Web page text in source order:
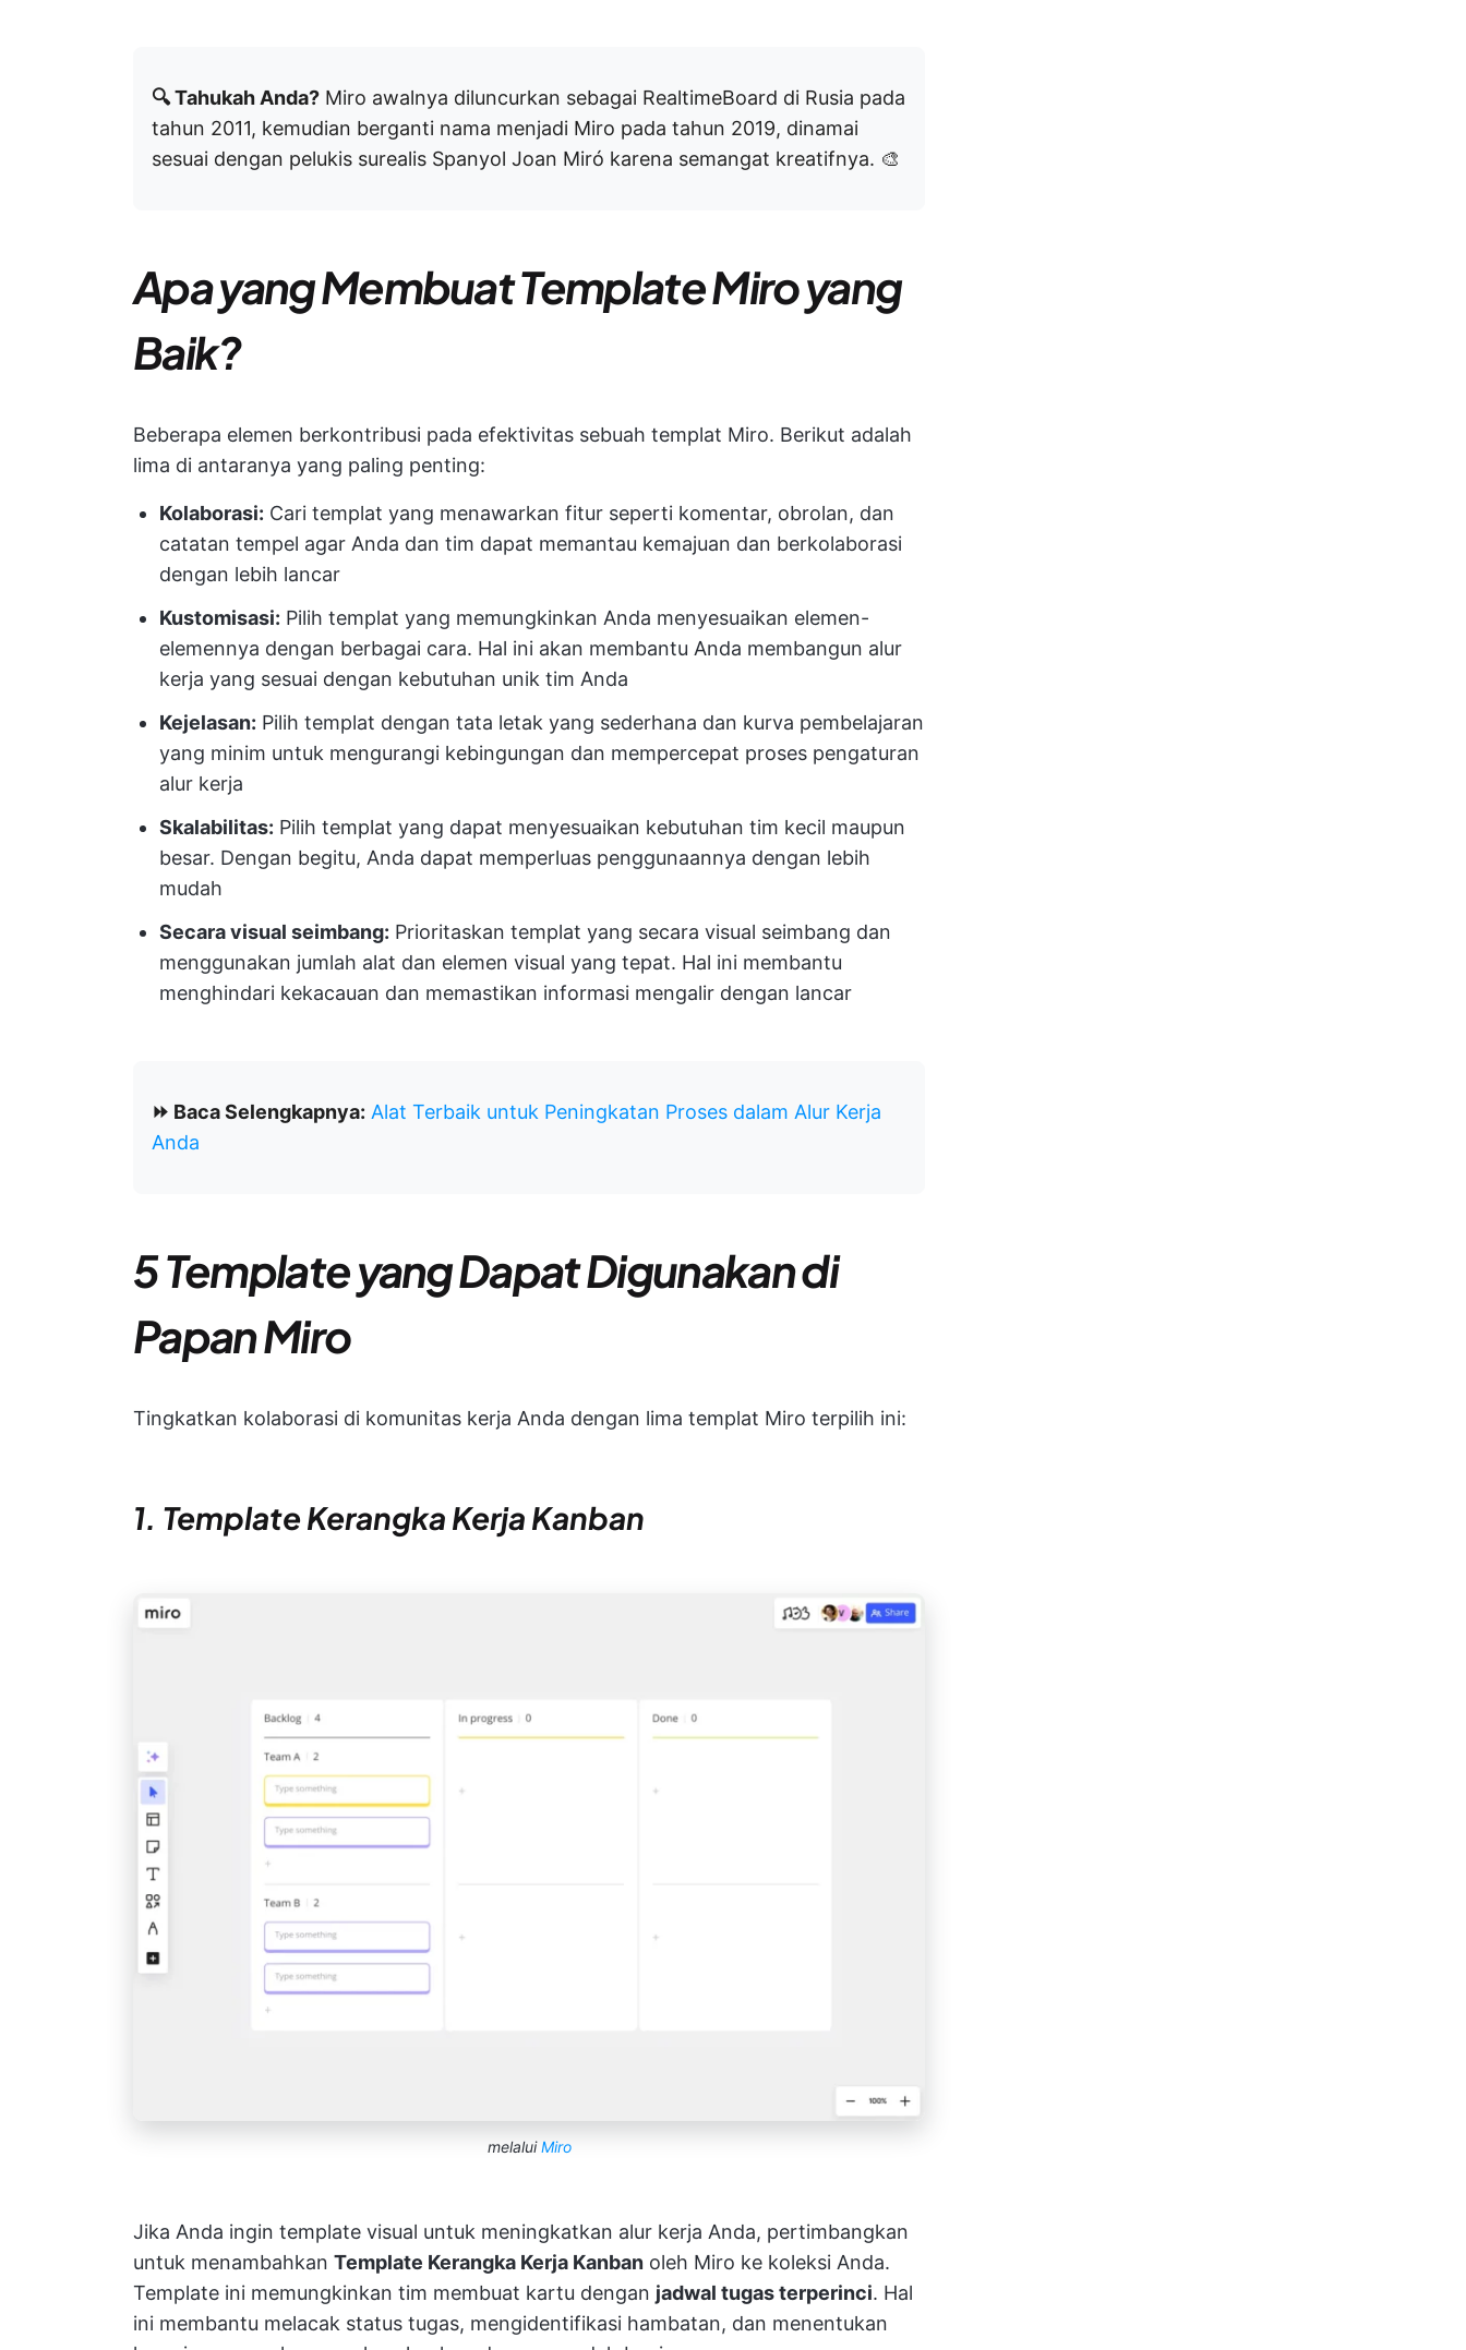
🔍 Tahukah Anda? Miro awalnya diluncurkan sebagai RealtimeBoard di Rusia pada
tahun 2011, kemudian berganti nama menjadi Miro pada tahun 2019, dinamai
sesuai dengan pelukis surealis Spanyol Joan Miró karena semangat kreatifnya. 🎨
Apa yang Membuat Template Miro yang
Baik?
Beberapa elemen berkontribusi pada efektivitas sebuah templat Miro. Berikut adalah
lima di antaranya yang paling penting:
Kolaborasi: Cari templat yang menawarkan fitur seperti komentar, obrolan, dan
catatan tempel agar Anda dan tim dapat memantau kemajuan dan berkolaborasi
dengan lebih lancar
Kustomisasi: Pilih templat yang memungkinkan Anda menyesuaikan elemen-
elemennya dengan berbagai cara. Hal ini akan membantu Anda membangun alur
kerja yang sesuai dengan kebutuhan unik tim Anda
Kejelasan: Pilih templat dengan tata letak yang sederhana dan kurva pembelajaran
yang minim untuk mengurangi kebingungan dan mempercepat proses pengaturan
alur kerja
Skalabilitas: Pilih templat yang dapat menyesuaikan kebutuhan tim kecil maupun
besar. Dengan begitu, Anda dapat memperluas penggunaannya dengan lebih
mudah
Secara visual seimbang: Prioritaskan templat yang secara visual seimbang dan
menggunakan jumlah alat dan elemen visual yang tepat. Hal ini membantu
menghindari kekacauan dan memastikan informasi mengalir dengan lancar
⏩ Baca Selengkapnya: Alat Terbaik untuk Peningkatan Proses dalam Alur Kerja
Anda
5 Template yang Dapat Digunakan di
Papan Miro
Tingkatkan kolaborasi di komunitas kerja Anda dengan lima templat Miro terpilih ini:
1. Template Kerangka Kerja Kanban
melaluiMiro
Jika Anda ingin template visual untuk meningkatkan alur kerja Anda, pertimbangkan
untuk menambahkan Template Kerangka Kerja Kanban oleh Miro ke koleksi Anda.
Template ini memungkinkan tim membuat kartu dengan jadwal tugas terperinci. Hal
ini membantu melacak status tugas, mengidentifikasi hambatan, dan menentukan